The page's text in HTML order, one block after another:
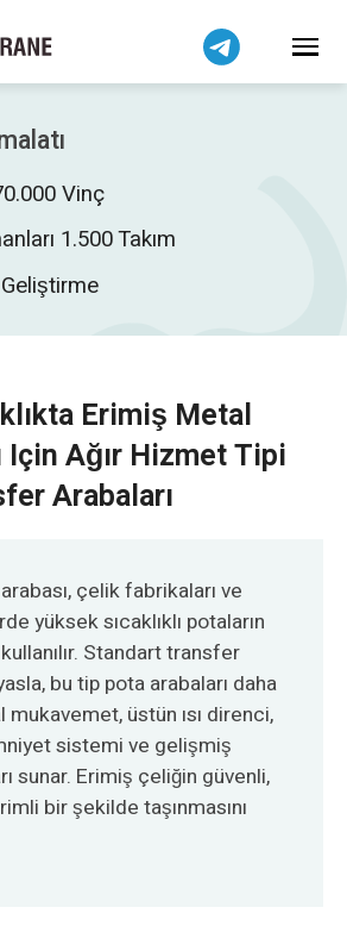
Vinç
1.500 Takım
Erimiş Metal
Için Ağır Hizmet Tipi
Arabaları
çelik fabrikaları ve
yüksek sıcaklıklı potaların
Standart transfer
bu tip pota arabaları daha
mukavemet, üstün ısı direnci,
sistemi ve gelişmiş
sunar. Erimiş çeliğin güvenli,
bir şekilde taşınmasını